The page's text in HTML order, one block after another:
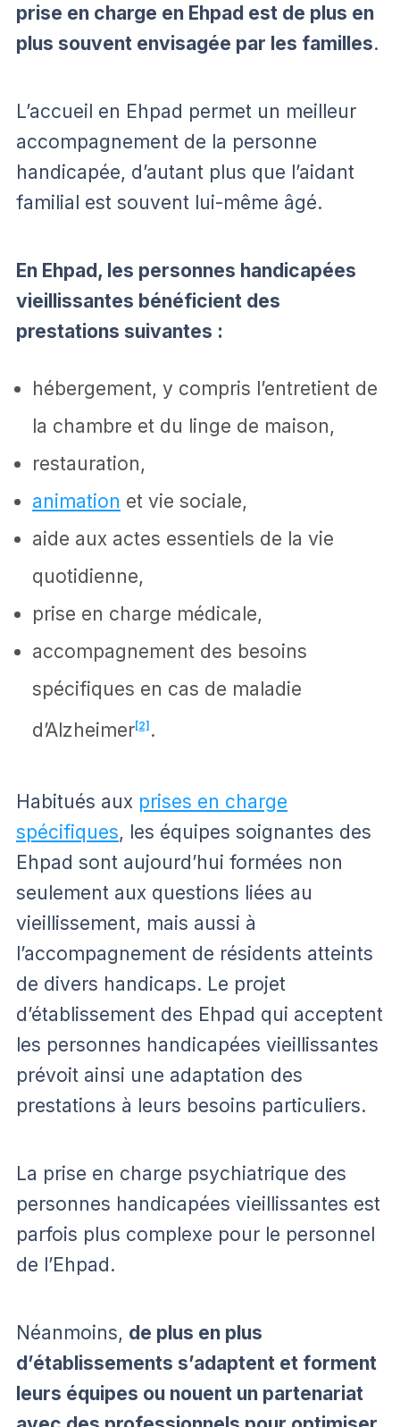
prise en charge en Ehpad est de plus en
plus souvent envisagée par les familles.
L’accueil en Ehpad permet un meilleur
accompagnement de la personne
handicapée, d’autant plus que l’aidant
familial est souvent lui-même âgé.
En Ehpad, les personnes handicapées
vieillissantes bénéficient des
prestations suivantes :
hébergement, y compris l’entretient de
la chambre et du linge de maison,
restauration,
animation et vie sociale,
aide aux actes essentiels de la vie
quotidienne,
prise en charge médicale,
accompagnement des besoins
spécifiques en cas de maladie
d’Alzheimer[2] .
Habitués aux prises en charge
spécifiques, les équipes soignantes des
Ehpad sont aujourd’hui formées non
seulement aux questions liées au
vieillissement, mais aussi à
l’accompagnement de résidents atteints
de divers handicaps. Le projet
d’établissement des Ehpad qui acceptent
les personnes handicapées vieillissantes
prévoit ainsi une adaptation des
prestations à leurs besoins particuliers.
La prise en charge psychiatrique des
personnes handicapées vieillissantes est
parfois plus complexe pour le personnel
de l’Ehpad.
Néanmoins, de plus en plus
d’établissements s’adaptent et forment
leurs équipes ou nouent un partenariat